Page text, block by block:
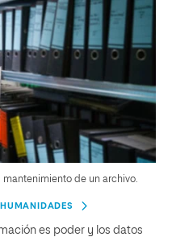
de un archivo.
HUMANIDADES
es poder y los datos